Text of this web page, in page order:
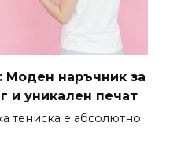
Моден наръчник за
и уникален печат
тениска е абсолютно